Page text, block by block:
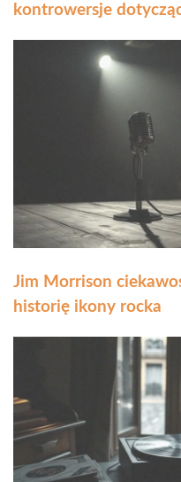
kontrowersje
Jim Morrison
historię ikony rocka